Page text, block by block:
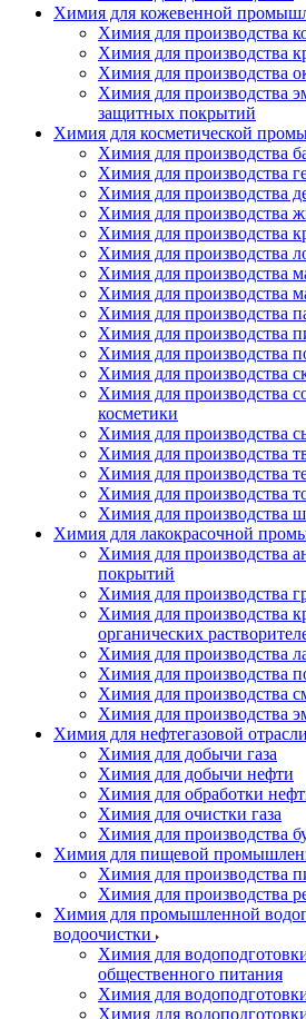
Химия для кожевенной
Химия для производства
Химия для производства
Химия для производства
Химия для производства
защитных покрытий
Химия для косметической
Химия для производства
Химия для производства
Химия для производства
Химия для производства
Химия для производства
Химия для производства
Химия для производства
Химия для производства
Химия для производства
Химия для производства
Химия для производства
Химия для производства
Химия для производства
косметики
Химия для производства
Химия для производства
Химия для производства
Химия для производства
Химия для производства
Химия для лакокрасочной
Химия для производства
покрытий
Химия для производства
Химия для производства
органических
Химия для производства
Химия для производства
Химия для производства
Химия для производства
Химия для нефтегазовой отрасли
Химия для добычи газа
Химия для добычи нефти
Химия для обработки
Химия для очистки газа
Химия для производства
Химия для пищевой
Химия для производства
Химия для производства
Химия для промышленной
водоочистки
Химия для
общественного питания
Химия для
Химия для